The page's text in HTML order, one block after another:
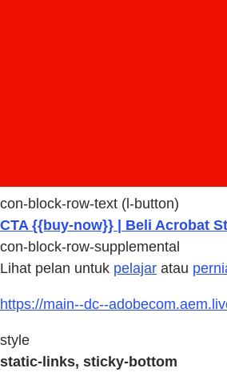
con-block-row-text (l-button)
CTA {{buy-now}} | Beli Acrobat
con-block-row-supplemental
Lihat pelan untuk pelajar atau
https://main--dc--
style
static-links, sticky-bottom